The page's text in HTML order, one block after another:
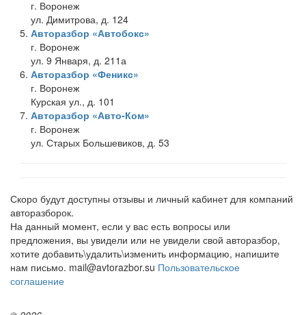
г. Воронеж
ул. Димитрова, д. 124
Авторазбор «Автобокс»
г. Воронеж
ул. 9 Января, д. 211а
Авторазбор «Феникс»
г. Воронеж
Курская ул., д. 101
Авторазбор «Авто-Ком»
г. Воронеж
ул. Старых Большевиков, д. 53
Скоро будут доступны отзывы и личный кабинет для компаний
авторазборок.
На данный момент, если у вас есть вопросы или
предложения, вы увидели или не увидели свой авторазбор,
хотите добавить\удалить\изменить информацию, напишите
нам письмо. mail@avtorazbor.su Пользовательское
соглашение